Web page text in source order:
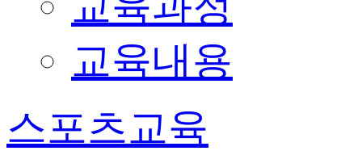
교육내용
스포츠교육